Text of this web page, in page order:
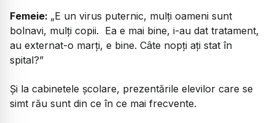
Femeie: „E un virus puternic, mulți oameni sunt
bolnavi, mulți copii. Ea e mai bine, i-au dat tratament,
au externat-o marți, e bine. Câte nopți ați stat în
spital?”
Și la cabinetele școlare, prezentările elevilor care se
simt rău sunt din ce în ce mai frecvente.